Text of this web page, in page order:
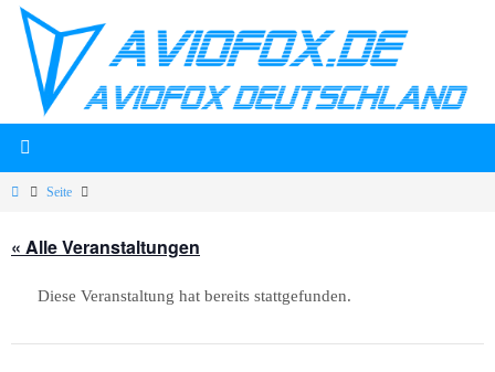
Zum
Inhalt
springen
StartSeite
« Alle Veranstaltungen
Diese Veranstaltung hat bereits stattgefunden.